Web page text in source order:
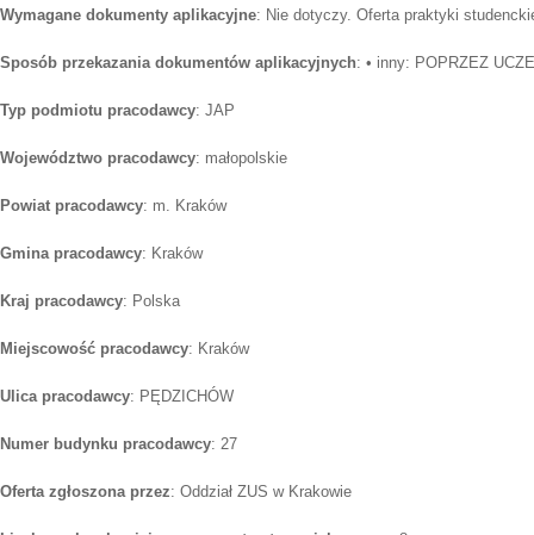
Wymagane dokumenty aplikacyjne: Nie dotyczy. Oferta praktyki
Sposób przekazania dokumentów aplikacyjnych: • inny: POPRZEZ
Typ podmiotu pracodawcy: JAP
Województwo pracodawcy: małopolskie
Powiat pracodawcy: m. Kraków
Gmina pracodawcy: Kraków
Kraj pracodawcy: Polska
Miejscowość pracodawcy: Kraków
Ulica pracodawcy: PĘDZICHÓW
Numer budynku pracodawcy: 27
Oferta zgłoszona przez: Oddział ZUS w Krakowie